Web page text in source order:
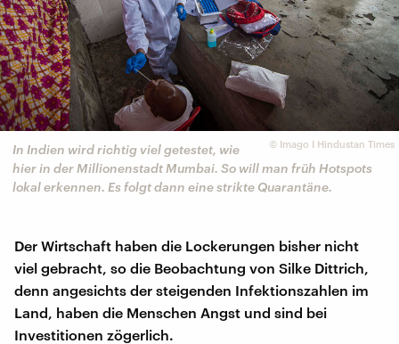
© Imago I Hindustan Times
In Indien wird richtig viel getestet, wie
hier in der Millionenstadt Mumbai. So will man früh Hotspots
lokal erkennen. Es folgt dann eine strikte Quarantäne.
Der Wirtschaft haben die Lockerungen bisher nicht
viel gebracht, so die Beobachtung von Silke Dittrich,
denn angesichts der steigenden Infektionszahlen im
Land, haben die Menschen Angst und sind bei
Investitionen zögerlich.